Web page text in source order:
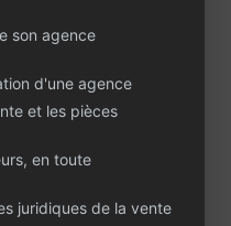
son agence
d'une agence
et les pièces
en toute
juridiques de la vente